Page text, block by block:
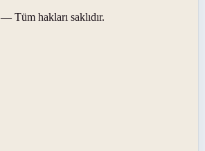
— Tüm hakları saklıdır.